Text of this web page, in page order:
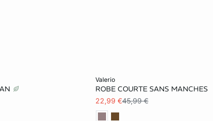
valerio
ROBE COURTE SANS MANCHES
22,99 €45,99 €
XL